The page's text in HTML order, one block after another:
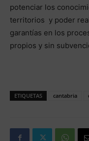
potenciar los
territorios y poder
garantías en los
propios y sin
ETIQUETAS cantabria